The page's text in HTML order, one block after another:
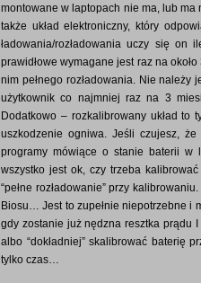
montowane w laptopach nie ma, lub ma
także układ elektroniczny, który
ładowania/rozładowania uczy się on
prawidłowe wymagane jest raz na
nim pełnego rozładowania. Nie
użytkownik co najmniej raz na 3
Dodatkowo – rozkalibrowany układ to
uszkodzenie ogniwa. Jeśli czujesz,
programy mówiące o stanie baterii
wszystko jest ok, czy trzeba
“pełne rozładowanie” przy
Biosu… Jest to zupełnie niepotrzebne i
gdy zostanie już nędzna resztka prądu I
albo “dokładniej” skalibrować baterię
tylko czas…